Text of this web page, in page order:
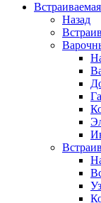
Назад